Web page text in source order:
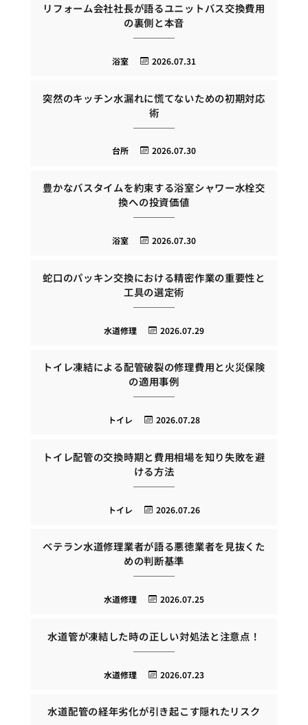
リフォーム会社社長が語るユニットバス交換費用
の裏側と本音
2026.07.31
浴室
突然のキッチン水漏れに慌てないための初期対応
術
2026.07.30
台所
豊かなバスタイムを約束する浴室シャワー水栓交
換への投資価値
2026.07.30
浴室
蛇口のパッキン交換における精密作業の重要性と
工具の選定術
2026.07.29
水道修理
トイレ凍結による配管破裂の修理費用と火災保険
の適用事例
2026.07.28
トイレ
トイレ配管の交換時期と費用相場を知り失敗を避
ける方法
2026.07.26
トイレ
ベテラン水道修理業者が語る悪徳業者を見抜くた
めの判断基準
2026.07.25
水道修理
水道管が凍結した時の正しい対処法と注意点！
2026.07.23
水道修理
水道配管の経年劣化が引き起こす隠れたリスク